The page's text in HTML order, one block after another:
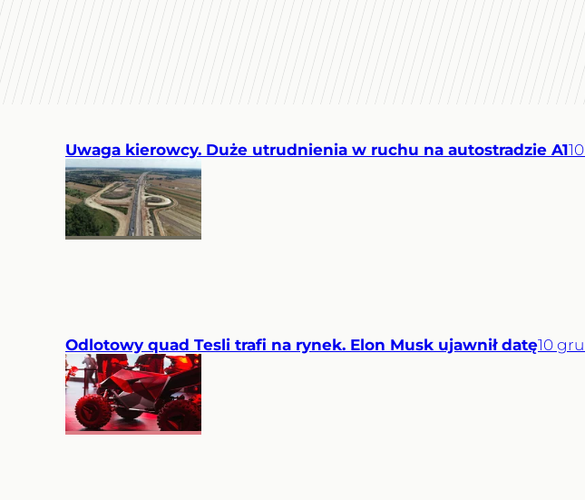
Uwaga kierowcy. Duże utrudnienia w ruchu na autostradzie A110
Odlotowy quad Tesli trafi na rynek. Elon Musk ujawnił datę10 gru